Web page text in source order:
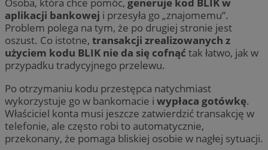
Osoba, która chce pomóc, generuje kod BLIK w
aplikacji bankowej i przesyła go „znajomemu”.
Problem polega na tym, że po drugiej stronie jest
oszust. Co istotne, transakcji zrealizowanych z
użyciem kodu BLIK nie da się cofnąć tak łatwo, jak w
przypadku tradycyjnego przelewu.
Po otrzymaniu kodu przestępca natychmiast
wykorzystuje go w bankomacie i wypłaca gotówkę.
Właściciel konta musi jeszcze zatwierdzić transakcję w
telefonie, ale często robi to automatycznie,
przekonany, że pomaga bliskiej osobie w nagłej sytuacji.